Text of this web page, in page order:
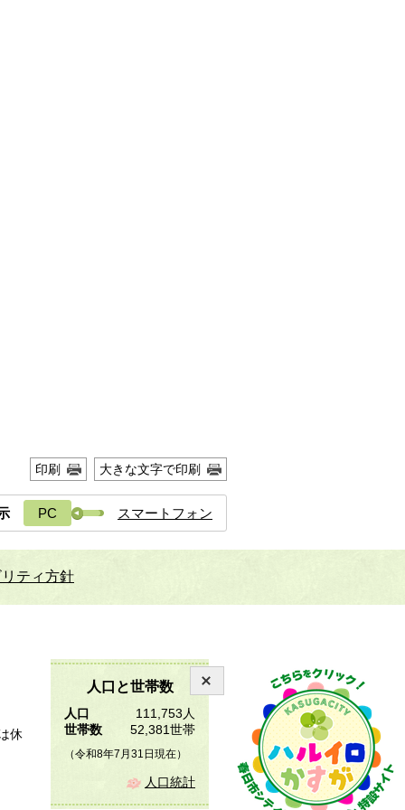
印刷 大きな文字で印刷
PC スマートフォン
ティ方針
人口と世帯数
人口
111,753人
世帯数
52,381世帯
（令和8年7月31日現在）
人口統計
休